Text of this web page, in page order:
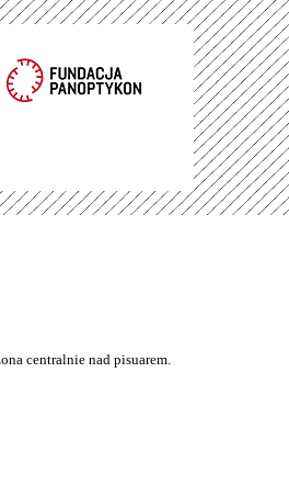
centralnie nad pisuarem.